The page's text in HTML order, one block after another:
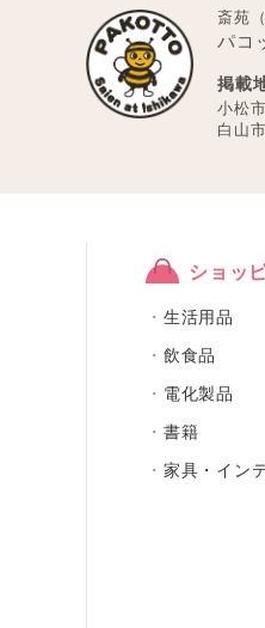
斎苑
パコ
掲載
小松
白山
ショッ
生活用品
飲食品
電化製品
書籍
家具・イン